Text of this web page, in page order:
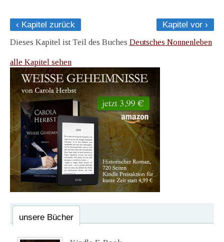
‹ Kapitel zurück
Kapitel vor ›
Dieses Kapitel ist Teil des Buches Deutsches Nonnenleben
alle Kapitel sehen
unsere Bücher